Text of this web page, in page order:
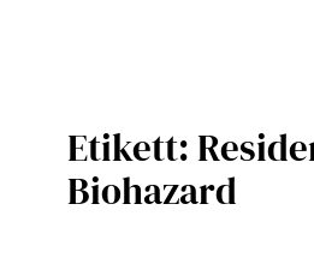
Etikett:
Biohazard